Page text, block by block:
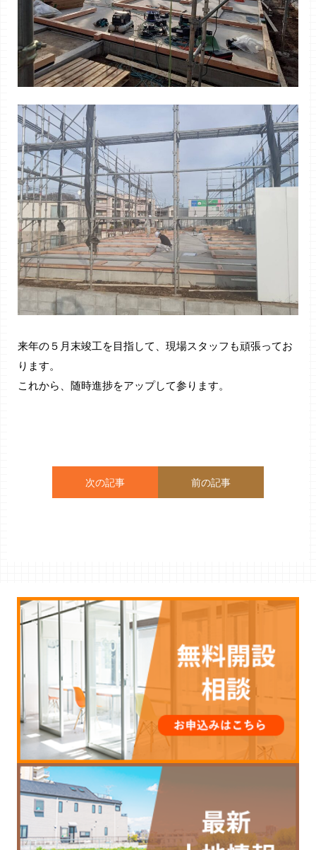
来年の５月末竣工を目指して、現場スタッフも頑張ってお
ります。
これから、随時進捗をアップして参ります。
次の記事 前の記事